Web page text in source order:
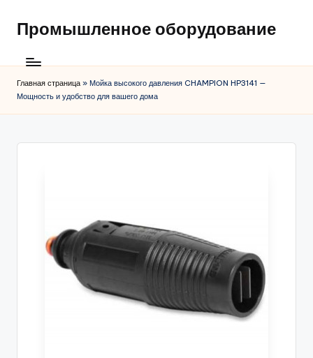
Промышленное оборудование
Главная страница » Мойка высокого давления CHAMPION HP3141 —
Мощность и удобство для вашего дома